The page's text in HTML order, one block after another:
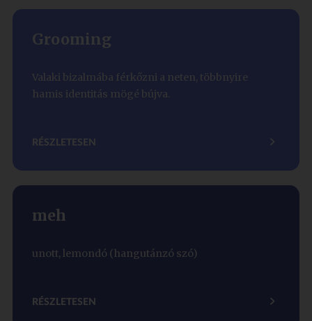
Grooming
Valaki bizalmába férkőzni a neten, többnyire
hamis identitás mögé bújva.
RÉSZLETESEN
meh
unott, lemondó (hangutánzó szó)
RÉSZLETESEN